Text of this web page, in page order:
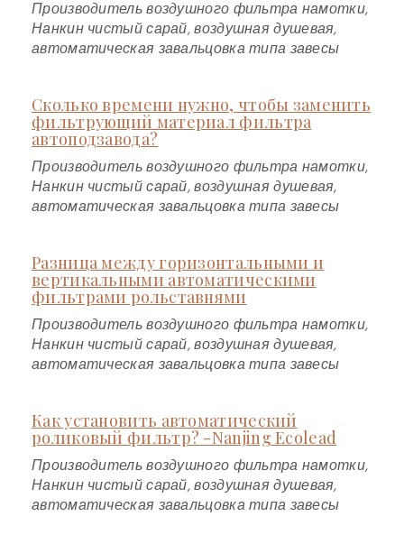
Производитель воздушного фильтра намотки,
Нанкин чистый сарай, воздушная душевая,
автоматическая завальцовка типа завесы
Сколько времени нужно, чтобы заменить
фильтрующий материал фильтра
автоподзавода?
Производитель воздушного фильтра намотки,
Нанкин чистый сарай, воздушная душевая,
автоматическая завальцовка типа завесы
Разница между горизонтальными и
вертикальными автоматическими
фильтрами рольставнями
Производитель воздушного фильтра намотки,
Нанкин чистый сарай, воздушная душевая,
автоматическая завальцовка типа завесы
Как установить автоматический
роликовый фильтр? -Nanjing Ecolead
Производитель воздушного фильтра намотки,
Нанкин чистый сарай, воздушная душевая,
автоматическая завальцовка типа завесы